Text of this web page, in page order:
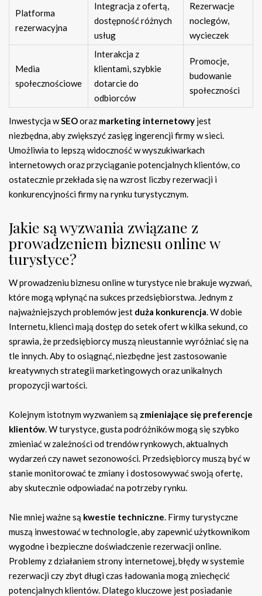
Platforma
rezerwacyjna
Integracja z ofertą,
dostępność różnych
usług
Rezerwacje
noclegów,
wycieczek
Media
społecznościowe
Interakcja z
klientami, szybkie
dotarcie do
odbiorców
Promocje,
budowanie
społeczności
Inwestycja wSEOoraz marketing internetowy jest
niezbędna, aby zwiększyć zasięg ingerencji firmy w sieci.
Umożliwia to lepszą widoczność w wyszukiwarkach
internetowych oraz przyciąganie potencjalnych klientów, co
ostatecznie przekłada się na wzrost liczby rezerwacji i
konkurencyjności firmy na rynku turystycznym.
Jakie są wyzwania związane z
prowadzeniem biznesu online w
turystyce?
W prowadzeniu biznesu online w turystyce nie brakuje wyzwań,
które mogą wpłynąć na sukces przedsiębiorstwa. Jednym z
najważniejszych problemów jest duża konkurencja. W dobie
Internetu, klienci mają dostęp do setek ofert w kilka sekund, co
sprawia, że przedsiębiorcy muszą nieustannie wyróżniać się na
tle innych. Aby to osiągnąć, niezbędne jest zastosowanie
kreatywnych strategii marketingowych oraz unikalnych
propozycji wartości.
Kolejnym istotnym wyzwaniem są zmieniające się preferencje
klientów. W turystyce, gusta podróżników mogą się szybko
zmieniać w zależności od trendów rynkowych, aktualnych
wydarzeń czy nawet sezonowości. Przedsiębiorcy muszą być w
stanie monitorować te zmiany i dostosowywać swoją ofertę,
aby skutecznie odpowiadać na potrzeby rynku.
Nie mniej ważne są kwestie techniczne. Firmy turystyczne
muszą inwestować w technologie, aby zapewnić użytkownikom
wygodne i bezpieczne doświadczenie rezerwacji online.
Problemy z działaniem strony internetowej, błędy w systemie
rezerwacji czy zbyt długi czas ładowania mogą zniechęcić
potencjalnych klientów. Dlatego kluczowe jest posiadanie